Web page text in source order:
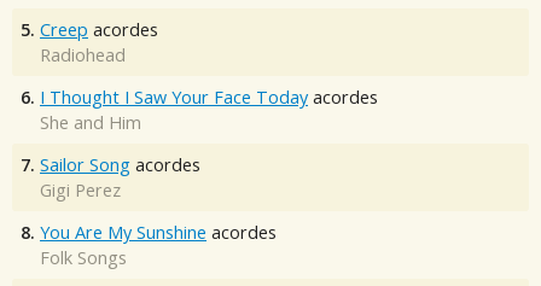
5. Creep acordes
Radiohead
6. I Thought I Saw Your Face Today acordes
She and Him
7. Sailor Song acordes
Gigi Perez
8. You Are My Sunshine acordes
Folk Songs